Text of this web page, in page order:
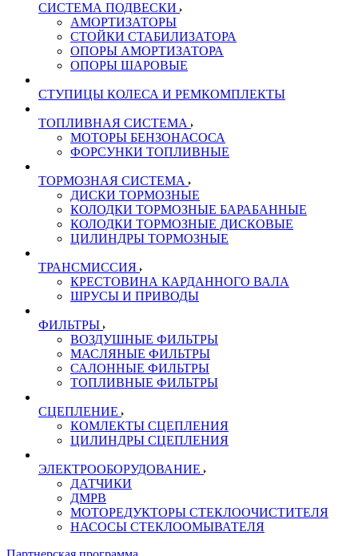
СИСТЕМА ПОДВЕСКИ
АМОРТИЗАТОРЫ
СТОЙКИ СТАБИЛИЗАТОРА
ОПОРЫ АМОРТИЗАТОРА
ОПОРЫ ШАРОВЫЕ
СТУПИЦЫ КОЛЕСА И РЕМКОМПЛЕКТЫ
ТОПЛИВНАЯ СИСТЕМА
МОТОРЫ БЕНЗОНАСОСА
ФОРСУНКИ ТОПЛИВНЫЕ
ТОРМОЗНАЯ СИСТЕМА
ДИСКИ ТОРМОЗНЫЕ
КОЛОДКИ ТОРМОЗНЫЕ БАРАБАННЫЕ
КОЛОДКИ ТОРМОЗНЫЕ ДИСКОВЫЕ
ЦИЛИНДРЫ ТОРМОЗНЫЕ
ТРАНСМИССИЯ
КРЕСТОВИНА КАРДАННОГО ВАЛА
ШРУСЫ И ПРИВОДЫ
ФИЛЬТРЫ
ВОЗДУШНЫЕ ФИЛЬТРЫ
МАСЛЯНЫЕ ФИЛЬТРЫ
САЛОННЫЕ ФИЛЬТРЫ
ТОПЛИВНЫЕ ФИЛЬТРЫ
СЦЕПЛЕНИЕ
КОМЛЕКТЫ СЦЕПЛЕНИЯ
ЦИЛИНДРЫ СЦЕПЛЕНИЯ
ЭЛЕКТРООБОРУДОВАНИЕ
ДАТЧИКИ
ДМРВ
МОТОРЕДУКТОРЫ СТЕКЛООЧИСТИТЕЛЯ
НАСОСЫ СТЕКЛООМЫВАТЕЛЯ